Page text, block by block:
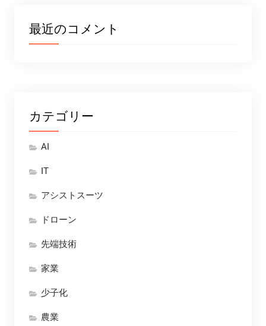
最近のコメント
カテゴリー
AI
IT
アシストスーツ
ドローン
先端技術
家業
少子化
農業